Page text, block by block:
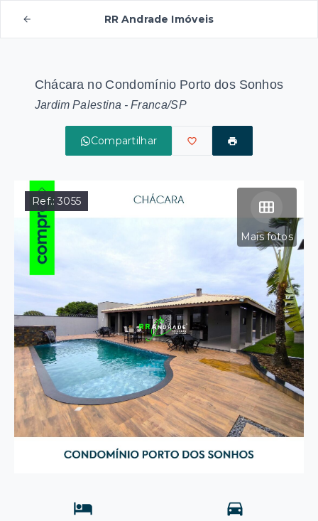
RR Andrade Imóveis
Chácara no Condomínio Porto dos Sonhos
Jardim Palestina - Franca/SP
Compartilhar
Mais fotos
Ref.:3055